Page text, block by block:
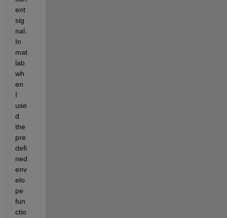
ent
sig
nal.
In
mat
lab
wh
en
I
use
d
the
pre
defi
ned
env
elo
pe
fun
ctio